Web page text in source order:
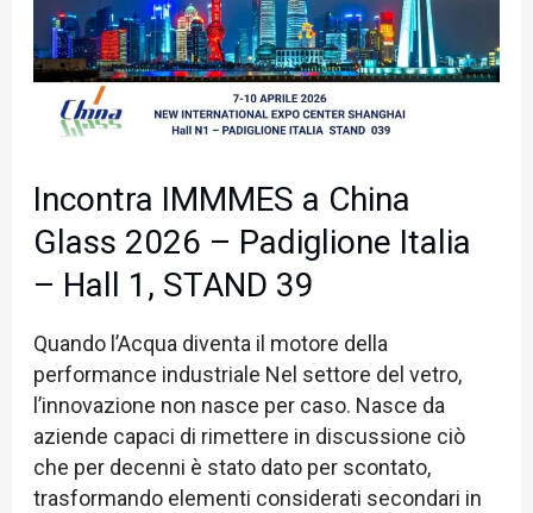
Incontra IMMMES a China
Glass 2026 – Padiglione Italia
– Hall 1, STAND 39
Quando l’Acqua diventa il motore della
performance industriale Nel settore del vetro,
l’innovazione non nasce per caso. Nasce da
aziende capaci di rimettere in discussione ciò
che per decenni è stato dato per scontato,
trasformando elementi considerati secondari in
Glass
2026
–
Padiglione
Italia
Hall
1,
STAND